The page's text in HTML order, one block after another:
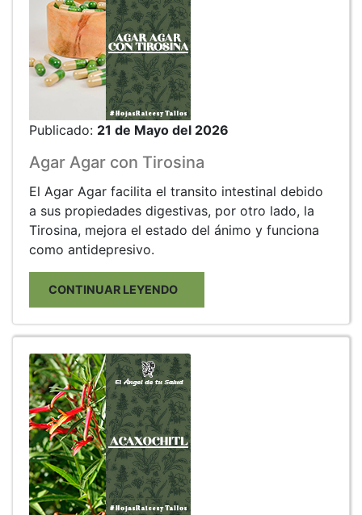
Publicado: 21 de Mayo del 2026
Agar Agar con Tirosina
El Agar Agar facilita el transito intestinal debido
a sus propiedades digestivas, por otro lado, la
Tirosina, mejora el estado del ánimo y funciona
como antidepresivo.
CONTINUAR LEYENDO